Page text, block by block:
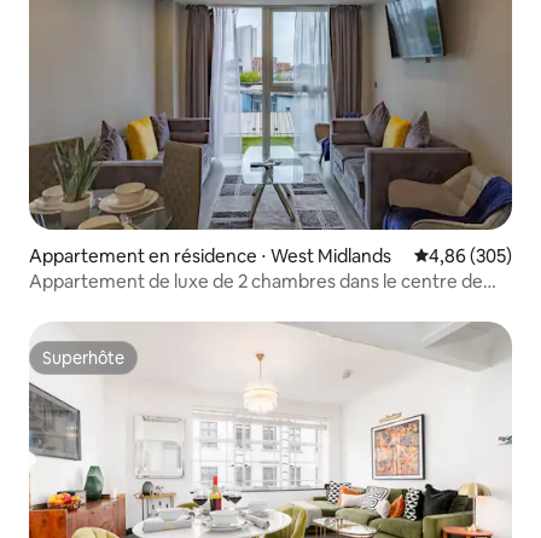
Appartement en résidence ⋅ West Midlands Évaluation
4,86 (305)
Appartement de luxe de 2 chambres dans le centre de
Superhôte
Superhôte